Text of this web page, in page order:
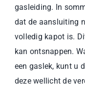
gasleiding. In
dat de aansluiting
volledig kapot is.
kan ontsnappen.
een gaslek, kunt u
deze wellicht de